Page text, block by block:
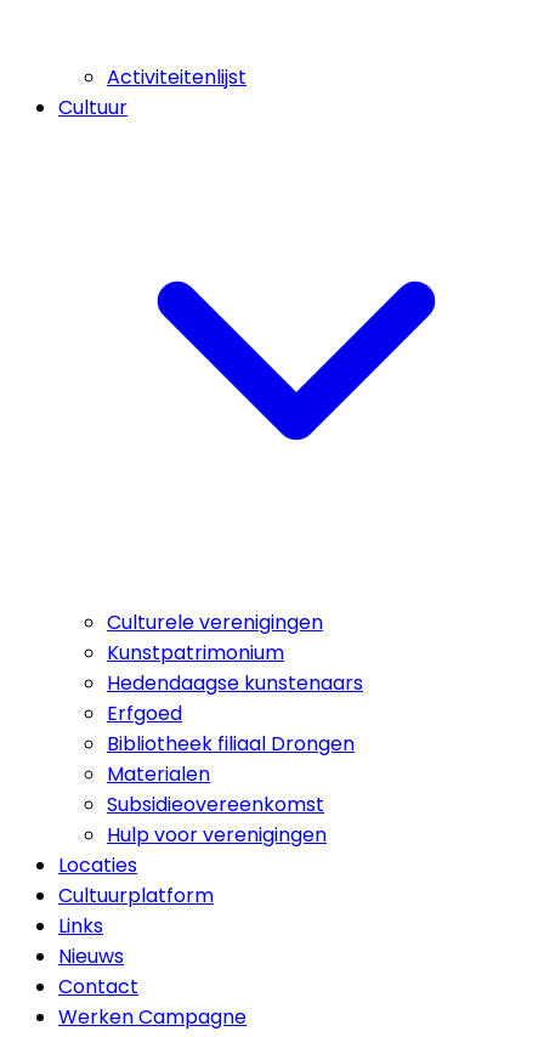
Activiteitenlijst
Cultuur
Culturele verenigingen
Kunstpatrimonium
Hedendaagse kunstenaars
Erfgoed
Bibliotheek filiaal Drongen
Materialen
Subsidieovereenkomst
Hulp voor verenigingen
Locaties
Cultuurplatform
Links
Nieuws
Contact
Werken Campagne